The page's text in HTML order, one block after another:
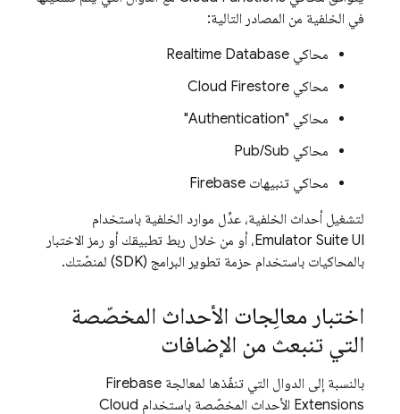
في الخلفية من المصادر التالية:
محاكي Realtime Database
محاكي Cloud Firestore
محاكي "Authentication
"
محاكي Pub/Sub
محاكي تنبيهات Firebase
لتشغيل أحداث الخلفية، عدِّل موارد الخلفية باستخدام
Emulator Suite UI، أو من خلال ربط تطبيقك أو رمز الاختبار
بالمحاكيات باستخدام حزمة تطوير البرامج (SDK) لمنصّتك.
اختبار معالِجات الأحداث المخصّصة
التي تنبعث من الإضافات
بالنسبة إلى الدوال التي تنفّذها لمعالجة Firebase
Extensions الأحداث المخصّصة باستخدام Cloud